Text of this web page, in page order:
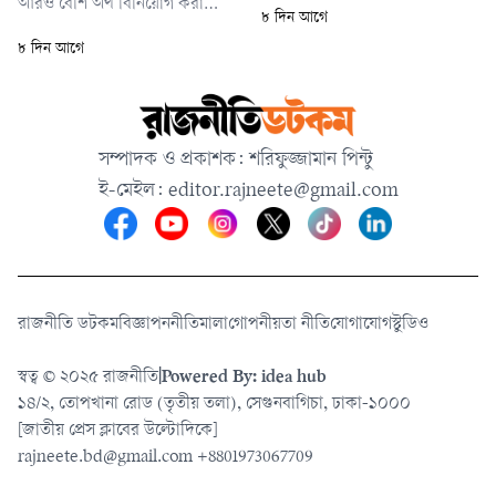
আরও বেশি অর্থ বিনিয়োগ করা
আশঙ্কা ছিল, এর মাধ্যমে
ফুটবল সম্পদের ওপর বেসরকারি
বিনিয়োগকারীদের দীর্ঘমেয়াদি
প্রভাব তৈরি হবে। সেই বিতর্কই শেষ
পর্যন্ত পরিকল্পনাটি ভেস্তে দেয়।
৮ দিন আগে
এলেও আলাদাভাবে বিমানবন্দরে
ইসলাম। প্রিয় তারকাদের কাছ থেকে
দেখতে ভিড় করেন অনেক সমর্থক।
তবে এদিন ক্যামেরার সামনে কথা
বলতে রাজি হননি কেউই।
৮ দিন আগে
সম্পাদক ও প্রকাশক: শরিফুজ্জামান পিন্টু
ই-মেইল: editor.rajneete@gmail.com
রাজনীতি ডটকমবিজ্ঞাপননীতিমালাগোপনীয়তা নীতিযোগাযোগস্টুডিও
স্বত্ব © ২০২৫ রাজনীতিPowered By: idea hub
১৪/২, তোপখানা রোড (তৃতীয় তলা), সেগুনবাগিচা, ঢাকা-১০০০
[জাতীয় প্রেস ক্লাবের উল্টোদিকে]
rajneete.bd@gmail.com +8801973067709